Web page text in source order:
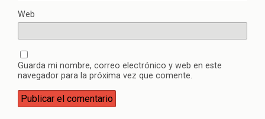
Web
Guarda mi nombre, correo electrónico y web en este
navegador para la próxima vez que comente.